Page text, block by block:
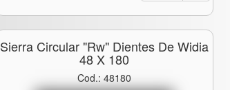
Sierra Circular "rw" Dientes De Widia
48 X 180
Cod.: 48180